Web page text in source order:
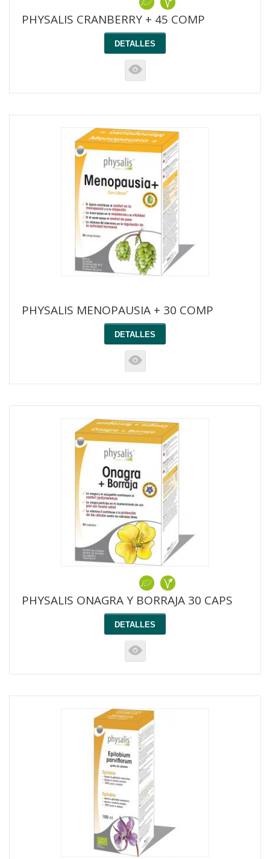
PHYSALIS CRANBERRY + 45 COMP
DETALLES
K
PHYSALIS MENOPAUSIA + 30 COMP
DETALLES
K
PHYSALIS ONAGRA Y BORRAJA 30 CAPS
DETALLES
K